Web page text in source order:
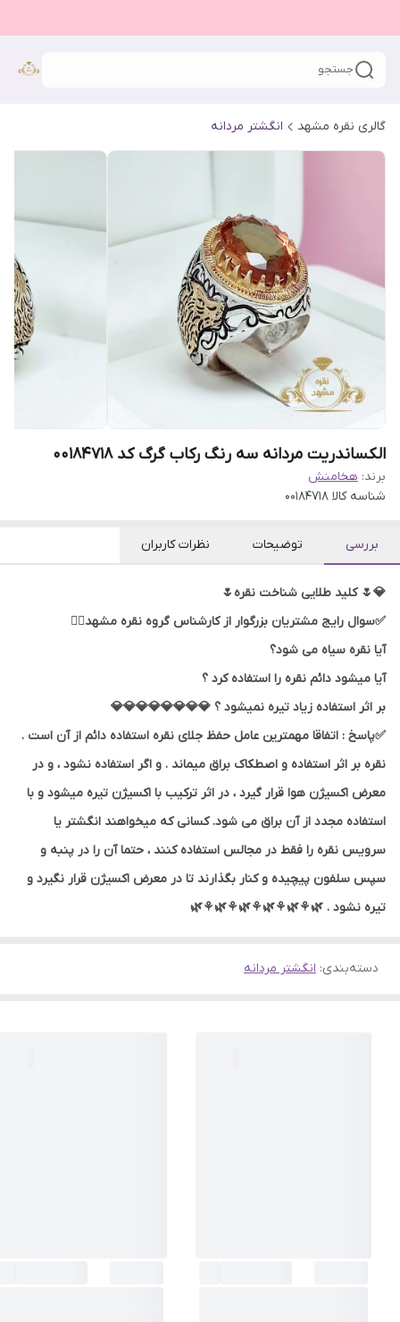
جستجو
گالری نقره مشهد انگشتر مردانه
الکساندریت مردانه سه رنگ رکاب گرگ کد 00184718
برند: هخامنش
شناسه کالا 00184718
بررسی توضیحات نظرات کاربران
💎🌷 کلید طلایی شناخت نقره🌷
✅سوال رایج مشتریان بزرگوار از کارشناس گروه نقره مشهد👇🏻
آیا نقره سیاه می شود؟
آیا میشود دائم نقره را استفاده کرد ؟
بر اثر استفاده زیاد تیره نمیشود ؟ 💎💎💎💎💎💎💎💎
✅پاسخ : اتفاقا مهمترین عامل حفظ جلای نقره استفاده دائم از آن است .
نقره بر اثر استفاده و اصطکاک براق میماند . و اگر استفاده نشود ، و در
معرض اکسیژن هوا قرار گیرد ، در اثر ترکیب با اکسیژن تیره میشود و با
استفاده مجدد از آن براق می شود. کسانی که میخواهند انگشتر یا
سرویس نقره را فقط در مجالس استفاده کنند ، حتما آن را در پنبه و
سپس سلفون پیچیده و کنار بگذارند تا در معرض اکسیژن قرار نگیرد و
تیره نشود . 🌿⚘🌿⚘🌿⚘🌿⚘🌿⚘🌿
دسته‌بندی: انگشتر مردانه